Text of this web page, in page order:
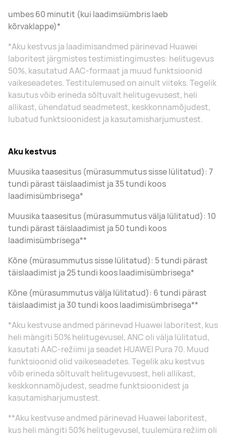
umbes 60 minutit (kui laadimsiümbris laeb
kõrvaklappe)*
*Aku kestvus ja laadimisandmed pärinevad Huawei
laboritest järgmistes testimistingimustes: helitugevus
50%, kasutatud AAC-formaat ja muud funktsioonid
vaikeseadetes. Testitulemused on ainult viiteks. Tegelik
kasutus võib erineda sõltuvalt helitugevusest, heli
allikast, ühendatud seadmetest, keskkonnamõjudest,
lubatud funktsioonidest ja kasutamisharjumustest.
Aku kestvus
Muusika taasesitus (mürasummutus sisse lülitatud): 7
tundi pärast täislaadimist ja 35 tundi koos
laadimisümbrisega*
Muusika taasesitus (mürasummutus välja lülitatud): 10
tundi pärast täislaadimist ja 50 tundi koos
laadimisümbrisega**
Kõne (mürasummutus sisse lülitatud): 5 tundi pärast
täislaadimist ja 25 tundi koos laadimisümbrisega*
Kõne (mürasummutus välja lülitatud): 6 tundi pärast
täislaadimist ja 30 tundi koos laadimisümbrisega**
*Aku kestvuse andmed pärinevad Huawei laboritest, kus
heli mängiti 50% helitugevusel, ANC oli välja lülitatud,
kasutati AAC-režiimi ja seadet HUAWEI Pura 70. Muud
funktsioonid olid vaikeseadetes. Tegelik aku kestvus
võib erineda sõltuvalt helitugevusest, heli allikast,
keskkonnamõjudest, seadme funktsioonidest ja
kasutamisharjumustest.
**Aku kestvuse andmed pärinevad Huawei laboritest,
kus heli mängiti 50% helitugevusel, tuulemüra režiim oli